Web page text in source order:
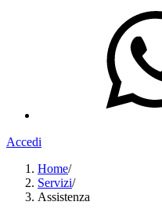
Accedi
Home/
Servizi/
Assistenza